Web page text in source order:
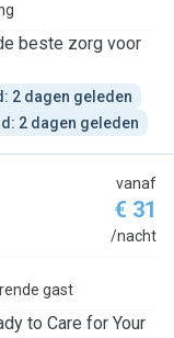
beste zorg voor
2 dagen geleden
2 dagen geleden
vanaf
€ 31
/nacht
gast
to Care for Your